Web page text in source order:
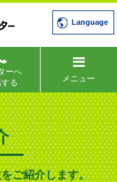
Language
ーへ
る
メニュー
ご紹介します。